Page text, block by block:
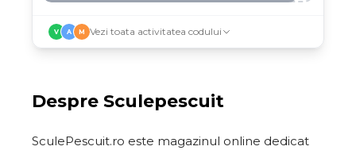
V A M Vezi toata activitatea codului
Despre Sculepescuit
SculePescuit.ro este magazinul online dedicat